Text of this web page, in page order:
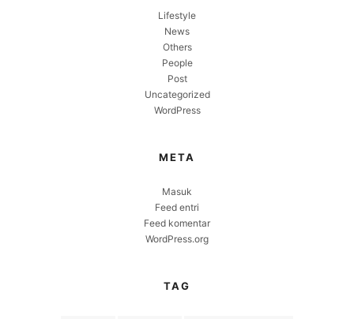
Lifestyle
News
Others
People
Post
Uncategorized
WordPress
META
Masuk
Feed entri
Feed komentar
WordPress.org
TAG